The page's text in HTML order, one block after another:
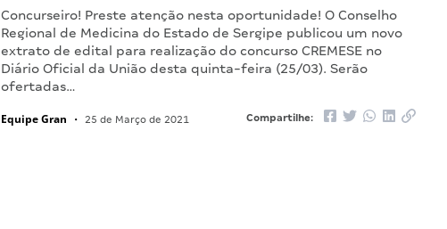
Concurseiro! Preste atenção nesta oportunidade! O Conselho
Regional de Medicina do Estado de Sergipe publicou um novo
extrato de edital para realização do concurso CREMESE no
Diário Oficial da União desta quinta-feira (25/03). Serão
ofertadas…
Equipe Gran • 25 de Março de 2021 Compartilhe: